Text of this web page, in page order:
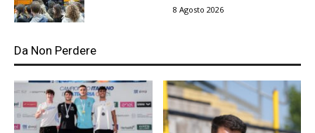
8 Agosto 2026
Da Non Perdere